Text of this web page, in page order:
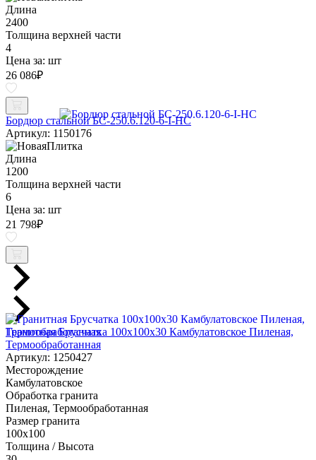
Длина
2400
Толщина верхней части
4
Цена за: шт
26 086₽
Бордюр стальной БС-250.6.120-6-I-НС
Артикул: 1150176
Длина
1200
Толщина верхней части
6
Цена за: шт
21 798₽
Гранитная Брусчатка 100х100x30 Камбулатовское Пиленая,
Термообработанная
Артикул: 1250427
Месторождение
Камбулатовское
Обработка гранита
Пиленая, Термообработанная
Размер гранита
100х100
Толщина / Высота